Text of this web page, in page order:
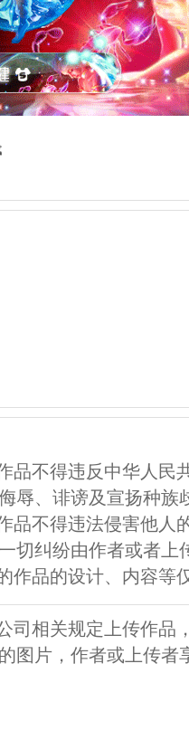
品不得违反中华人民
辱、诽谤及宣扬种族
品不得违法侵害他人
切纠纷由作者或者上
作品的设计、内容等
司相关规定上传作品
图片，作者或上传者